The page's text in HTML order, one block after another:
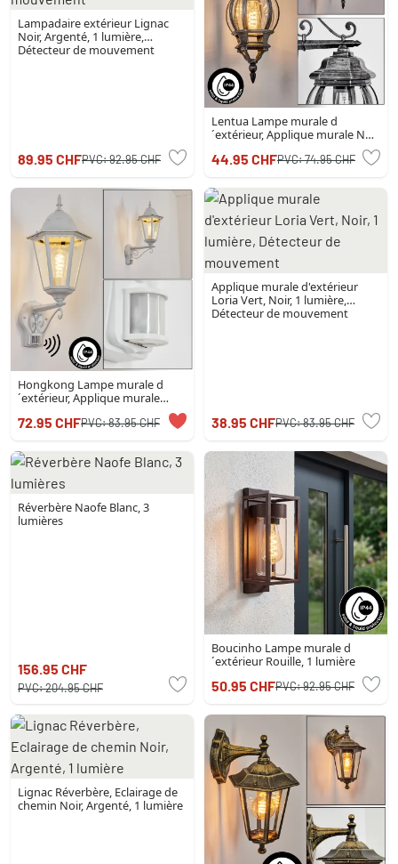
Lampadaire extérieur Lignac
Noir, Argenté, 1 lumière,
Détecteur de mouvement
89.95 CHFPVC:92.95 CHF
Lentua Lampe murale d
´extérieur, Applique murale Noir,
44.95 CHFPVC:74.95 CHF
Hongkong Lampe murale d
´extérieur, Applique murale
Blanc, 1 lumière, Détecteur de
mouvement
72.95 CHFPVC:83.95 CHF
Applique murale d'extérieur
Loria Vert, Noir, 1 lumière,
Détecteur de mouvement
38.95 CHFPVC:83.95 CHF
Réverbère Naofe Blanc, 3
lumières
156.95 CHF
PVC:204.95 CHF
Boucinho Lampe murale d
´extérieur Rouille, 1 lumière
50.95 CHFPVC:92.95 CHF
Lignac Réverbère, Eclairage de
chemin Noir, Argenté, 1 lumière